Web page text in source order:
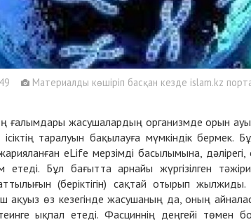
Материалды көшіріп басқан кезде islam.kz
ғалымдары жасушалардың организмде орын
ісіктің таралуын бақылауға мүмкіндік
eLife мерзімді басылымына, дәлірегі,
Бұл бағытта арнайы жүргізілген
(беріктігін) сақтай отырып
ақуыз өз кезегінде жасушаның да, оның
ықпал етеді. Фасциннің деңгейі төмен